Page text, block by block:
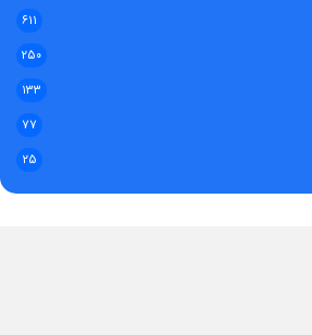
۶۱۱
۲۵۰
۱۳۳
۷۷
۲۵